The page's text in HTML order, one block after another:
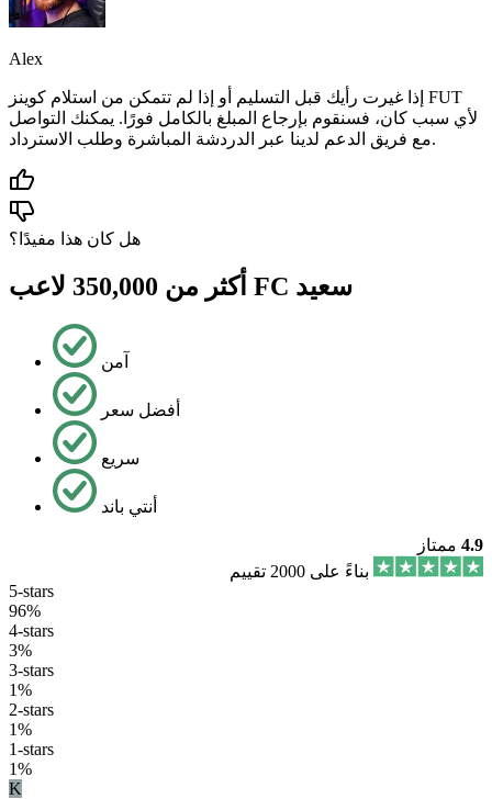
Alex
إذا غيرت رأيك قبل التسليم أو إذا لم تتمكن من استلام كوينز FUT
لأي سبب كان، فسنقوم بإرجاع المبلغ بالكامل فورًا. يمكنك التواصل
مع فريق الدعم لدينا عبر الدردشة المباشرة وطلب الاسترداد.
هل كان هذا مفيدًا؟
أكثر من 350,000 لاعب FC سعيد
آمن
أفضل سعر
سريع
أنتي باند
4.9 ممتاز
بناءً على 2000 تقييم
5-stars
96%
4-stars
3%
3-stars
1%
2-stars
1%
1-stars
1%
K